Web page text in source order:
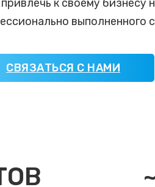
к своему бизнесу
выполненного
СВЯЗАТЬСЯ С НАМИ
~